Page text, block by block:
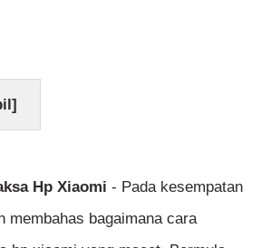
]
Hp Xiaomi - Pada kesempatan
membahas bagaimana cara